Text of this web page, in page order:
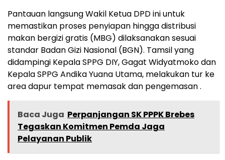
Pantauan langsung Wakil Ketua DPD ini untuk
memastikan proses penyiapan hingga distribusi
makan bergizi gratis (MBG) dilaksanakan sesuai
standar Badan Gizi Nasional (BGN). Tamsil yang
didampingi Kepala SPPG DIY, Gagat Widyatmoko dan
Kepala SPPG Andika Yuana Utama, melakukan tur ke
area dapur tempat memasak dan pengemasan .
Baca Juga Perpanjangan SK PPPK Brebes
Tegaskan Komitmen Pemda Jaga
Pelayanan Publik